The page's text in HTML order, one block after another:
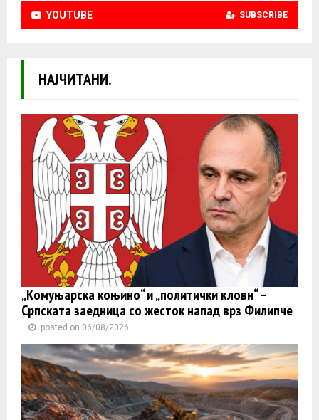
YOUTUBE SUBSCRIBE
НАЈЧИТАНИ.
„Комуњарска коњино“ и „политички кловн“ –
Српската заедница со жесток напад врз Филипче
posted on 06/08/2026